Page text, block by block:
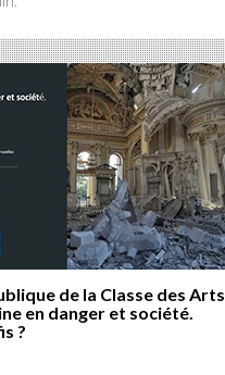
de la Classe des Arts
en danger et société.
?